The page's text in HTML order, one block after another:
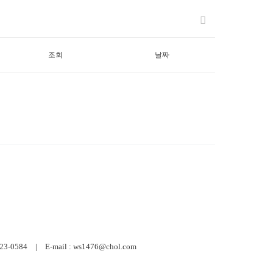
조회 날짜
0584 | E-mail : ws1476@chol.com